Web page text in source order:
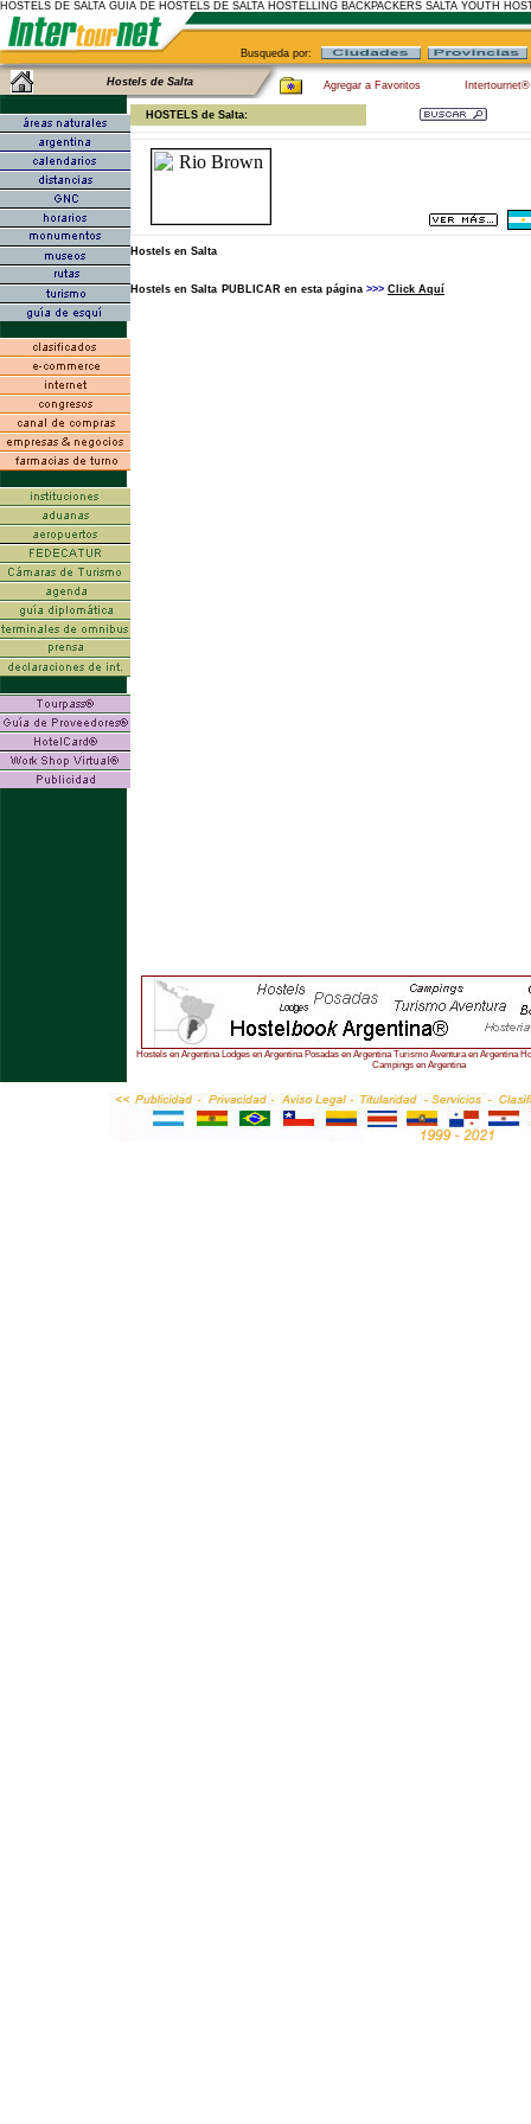
HOSTELS DE SALTA GUIA DE HOSTELS DE SALTA HOSTELLING BACKPACKERS SALTA YOUTH
Busqueda por:
Hostels de Salta Agregar a Favoritos
HOSTELS de Salta:
Hostels en Salta
Hostels en Salta PUBLICAR en esta página >>> Click Aquí
Hostels en Argentina Lodges en Argentina Posadas en Argentina Turismo Aventura en Argentina
Campings en Argentina